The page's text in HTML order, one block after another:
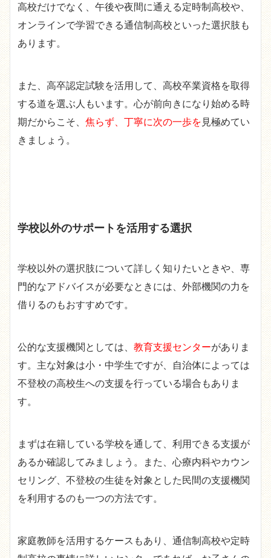
高校だけでなく、午後や夜間に通える定時制高校や、
オンラインで学習できる通信制高校といった選択肢も
あります。
また、高卒認定試験を活用して、高校卒業資格を取得
する道を選ぶ人もいます。心が前向きになり始める時
期だからこそ、 焦らず、丁寧に次の一歩を 見極めてい
きましょう。
学校以外のサポートを活用する選択
学校以外の選択肢について詳しく知りたいときや、専
門的なアドバイスが必要なときには、外部機関の力を
借りるのもおすすめです。
公的な支援機関としては、 教育支援センターがありま
す。主な対象は小・中学生ですが、自治体によっては
不登校の高校生への支援を行っている場合もありま
す。
まずは在籍している学校を通して、利用できる支援が
あるか確認してみましょう。また、心療内科やカウン
セリング、不登校の生徒を対象とした民間の支援機関
を利用するのも一つの方法です。
家庭教師を活用するケースもあり、通信制高校や定時